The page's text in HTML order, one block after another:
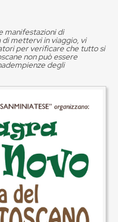
manifestazioni di
mettervi in viaggio, vi
per verificare che tutto si
non può essere
degli